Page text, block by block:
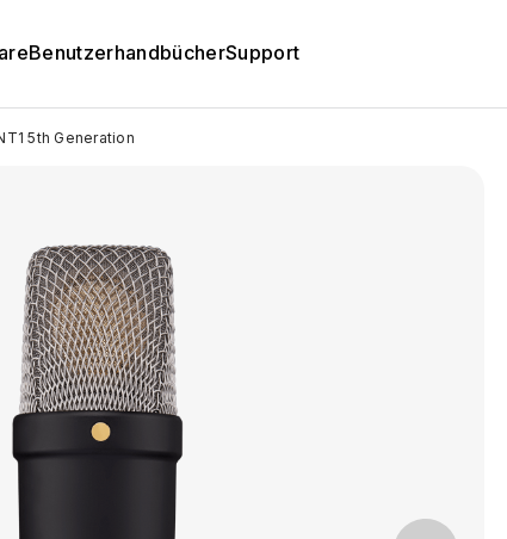
BenutzerhandbücherSupport
5th Generation